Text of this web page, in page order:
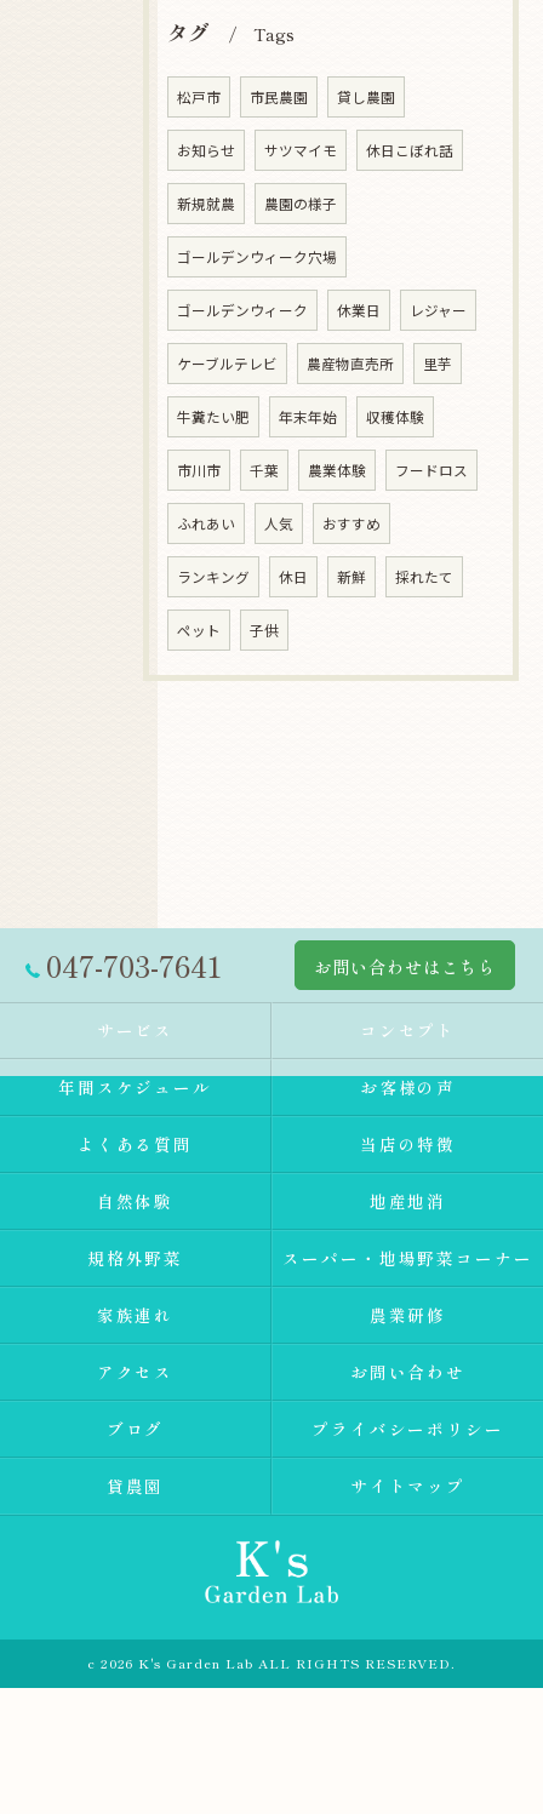
タグ Tags
松戸市 市民農園 貸し農園
お知らせ サツマイモ 休日こぼれ話
新規就農 農園の様子
ゴールデンウィーク穴場
ゴールデンウィーク 休業日 レジャー
ケーブルテレビ 農産物直売所 里芋
牛糞たい肥 年末年始 収穫体験
市川市 千葉 農業体験 フードロス
ふれあい 人気 おすすめ
ランキング 休日 新鮮 採れたて
ペット 子供
047-703-7641 お問い合わせはこちら
サービス コンセプト
年間スケジュール お客様の声
よくある質問 当店の特徴
自然体験 地産地消
規格外野菜 スーパー・地場野菜コーナー
家族連れ 農業研修
アクセス お問い合わせ
ブログ プライバシーポリシー
貸農園 サイトマップ
c 2026 K's Garden Lab ALL RIGHTS RESERVED.